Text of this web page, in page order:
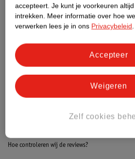
Dit product heeft
Impact Score.
Meer informatie
Bestel & Bezorginformatie
Bekijk ook
Alle Halterbanken
Hoe controleren wij de reviews?
accepteert. Je kunt je voorkeuren
intrekken. Meer informatie over hoe
verwerken lees je in ons Privacybeleid.
Zelf cookies
Weigeren
Accepteer